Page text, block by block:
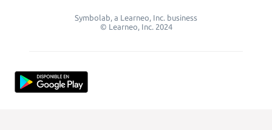
Symbolab, a Learneo, Inc. business
© Learneo, Inc. 2024